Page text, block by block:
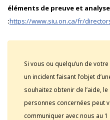
éléments de preuve et
:https://www.siu.on.ca/fr/
Si vous ou quelqu’un de
un incident faisant l’objet
souhaitez obtenir de l’aide,
personnes concernées peut
communiquer avec nous au